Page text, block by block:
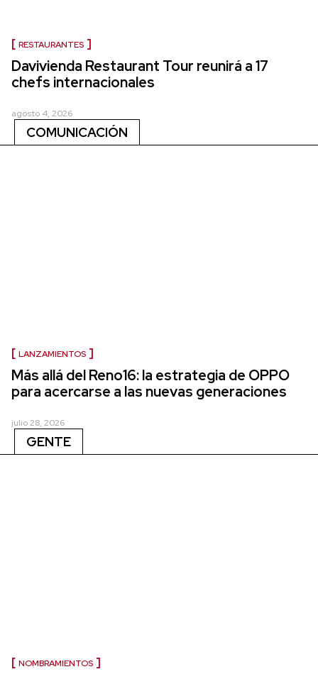
RESTAURANTES
Davivienda Restaurant Tour reunirá a 17
chefs internacionales
agosto 4, 2026
COMUNICACIÓN
LANZAMIENTOS
Más allá del Reno16: la estrategia de OPPO
para acercarse a las nuevas generaciones
julio 28, 2026
GENTE
NOMBRAMIENTOS